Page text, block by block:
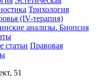
Трихология
(IV-терапия)
анализы. Биопсия
статьи Правовая
51